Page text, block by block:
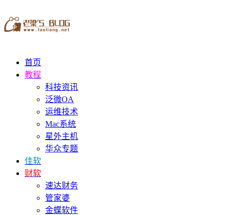
首页
教程
科技资讯
泛微OA
运维技术
Mac系统
星外主机
华众专题
佳软
财软
速达财务
管家婆
金蝶软件